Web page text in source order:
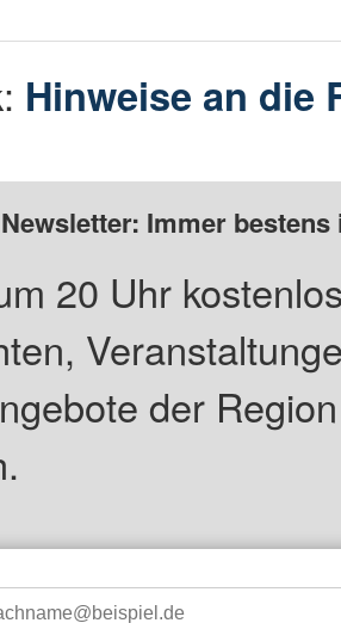
Hinweise an die
Immer
20 Uhr
der